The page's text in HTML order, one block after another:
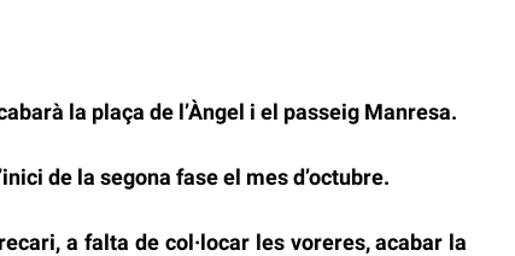
la plaça de l’Àngel i el passeig Manresa.
de la segona fase el mes d’octubre.
a falta de col·locar les voreres, acabar la